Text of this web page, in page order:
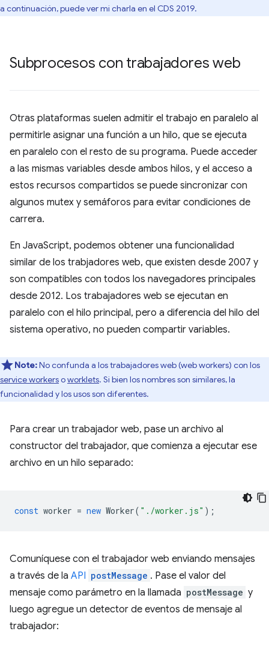
a continuación, puede ver mi charla en el CDS 2019.
Subprocesos con trabajadores web
Otras plataformas suelen admitir el trabajo en paralelo al
permitirle asignar una función a un hilo, que se ejecuta
en paralelo con el resto de su programa. Puede acceder
a las mismas variables desde ambos hilos, y el acceso a
estos recursos compartidos se puede sincronizar con
algunos mutex y semáforos para evitar condiciones de
carrera.
En JavaScript, podemos obtener una funcionalidad
similar de los trabjadores web, que existen desde 2007 y
son compatibles con todos los navegadores principales
desde 2012. Los trabajadores web se ejecutan en
paralelo con el hilo principal, pero a diferencia del hilo del
sistema operativo, no pueden compartir variables.
Note:No confunda a los trabajadores web (web workers) con los
service workersoworklets. Si bien los nombres son similares, la
funcionalidad y los usos son diferentes.
Para crear un trabajador web, pase un archivo al
constructor del trabajador, que comienza a ejecutar ese
archivo en un hilo separado:
const worker = new Worker( "./worker.js" );
Comuníquese con el trabajador web enviando mensajes
a través de la API postMessage . Pase el valor del
mensaje como parámetro en la llamada postMessage y
luego agregue un detector de eventos de mensaje al
trabajador: